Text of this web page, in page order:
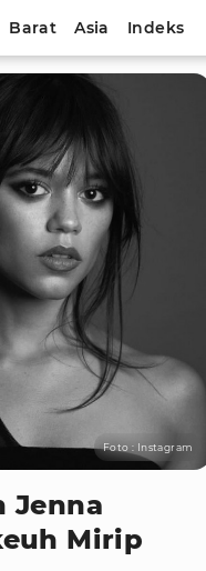
Barat Asia Indeks
Foto : Instagram
Jenna
Mirip